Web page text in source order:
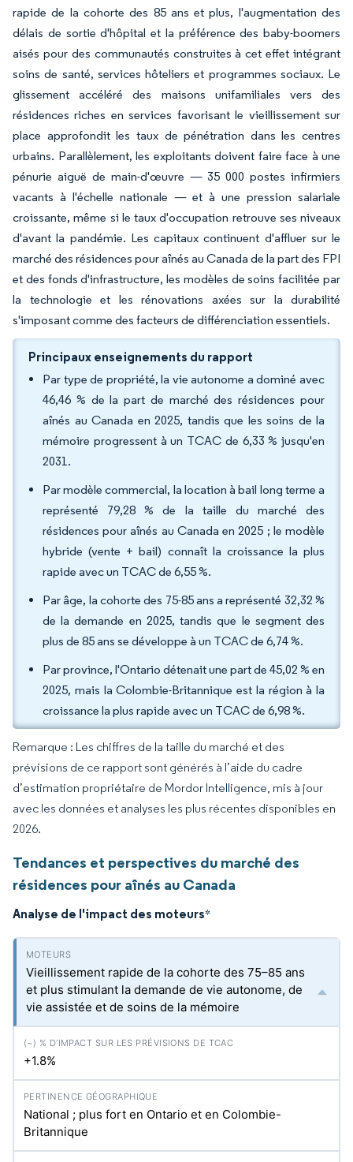
rapide de la cohorte des 85 ans et plus, l'augmentation des
délais de sortie d'hôpital et la préférence des baby-boomers
aisés pour des communautés construites à cet effet intégrant
soins de santé, services hôteliers et programmes sociaux. Le
glissement accéléré des maisons unifamiliales vers des
résidences riches en services favorisant le vieillissement sur
place approfondit les taux de pénétration dans les centres
urbains. Parallèlement, les exploitants doivent faire face à une
pénurie aiguë de main-d'œuvre — 35 000 postes infirmiers
vacants à l'échelle nationale — et à une pression salariale
croissante, même si le taux d'occupation retrouve ses niveaux
d'avant la pandémie. Les capitaux continuent d'affluer sur le
marché des résidences pour aînés au Canada de la part des FPI
et des fonds d'infrastructure, les modèles de soins facilitée par
la technologie et les rénovations axées sur la durabilité
s'imposant comme des facteurs de différenciation essentiels.
Principaux enseignements du rapport
Par type de propriété, la vie autonome a dominé avec
46,46 % de la part de marché des résidences pour
aînés au Canada en 2025, tandis que les soins de la
mémoire progressent à un TCAC de 6,33 % jusqu'en
2031.
Par modèle commercial, la location à bail long terme a
représenté 79,28 % de la taille du marché des
résidences pour aînés au Canada en 2025 ; le modèle
hybride (vente + bail) connaît la croissance la plus
rapide avec un TCAC de 6,55 %.
Par âge, la cohorte des 75-85 ans a représenté 32,32 %
de la demande en 2025, tandis que le segment des
plus de 85 ans se développe à un TCAC de 6,74 %.
Par province, l'Ontario détenait une part de 45,02 % en
2025, mais la Colombie-Britannique est la région à la
croissance la plus rapide avec un TCAC de 6,98 %.
Remarque : Les chiffres de la taille du marché et des
prévisions de ce rapport sont générés à l’aide du cadre
d’estimation propriétaire de Mordor Intelligence, mis à jour
avec les données et analyses les plus récentes disponibles en
2026.
Tendances et perspectives du marché des
résidences pour aînés au Canada
Analyse de l'impact des moteurs*
Vieillissement rapide de la cohorte des 75–85 ans
et plus stimulant la demande de vie autonome, de
vie assistée et de soins de la mémoire
+1.8%
National ; plus fort en Ontario et en Colombie-
Britannique